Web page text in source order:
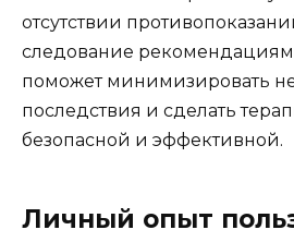
отсутствии
следование рекомендациям
поможет минимизировать
последствия и сделать
безопасной и эффективной.
Личный опыт